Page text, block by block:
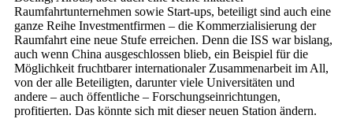
Raumfahrtunternehmen sowie Start-ups, beteiligt sind auch eine
ganze Reihe Investmentfirmen – die Kommerzialisierung der
Raumfahrt eine neue Stufe erreichen. Denn die ISS war bislang,
auch wenn China ausgeschlossen blieb, ein Beispiel für die
Möglichkeit fruchtbarer internationaler Zusammenarbeit im All,
von der alle Beteiligten, darunter viele Universitäten und
andere – auch öffentliche – Forschungseinrichtungen,
profitierten. Das könnte sich mit dieser neuen Station ändern.